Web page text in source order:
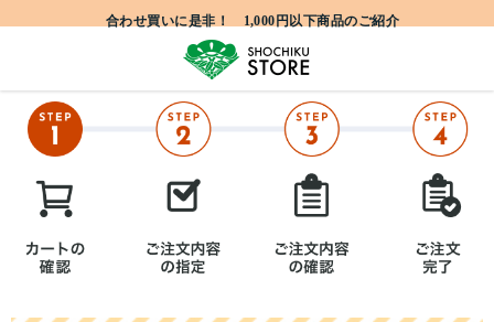
合わせ買いに是非！ 1,000円以下商品のご紹介